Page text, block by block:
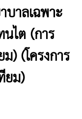
าลเฉพาะ
ไต (การ
) (โครงการ
ยม)